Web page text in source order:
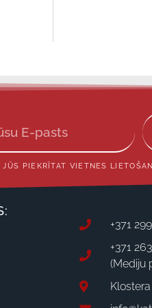
PIEKRĪTAT VIETNES
+371
+371
(Mediju